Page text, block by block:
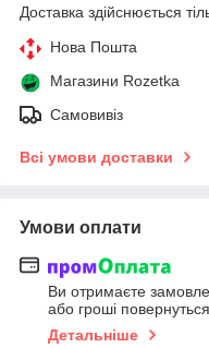
Доставка здійснюється
Нова Пошта
Магазини Rozetka
Самовивіз
Всі умови доставки
Умови оплати
Ви отримаєте
або гроші
Детальніше